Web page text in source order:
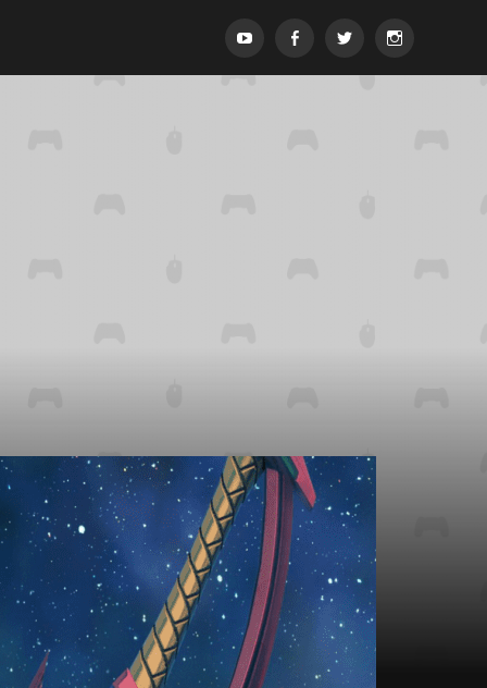
MenypostMenypostMenypostMenypost